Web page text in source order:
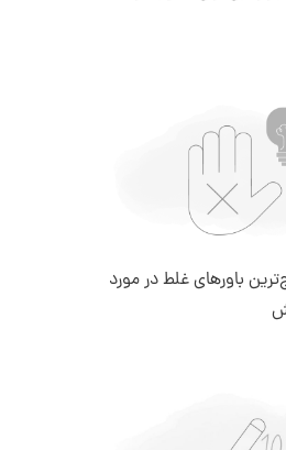
باورهای غلط در مورد